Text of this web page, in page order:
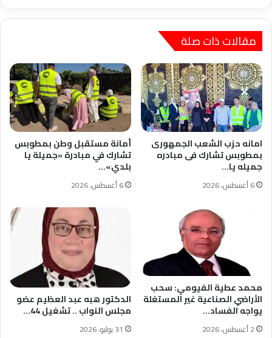
مقالات ذات صلة
امانه حزب الشعب الجمهورى
بمطوبس تشارك فى مبادره
جميله يا…
6 أغسطس، 2026
أمانة مستقبل وطن بمطوبس
تشارك في مبادرة «جميلة يا
بلدي»…
6 أغسطس، 2026
محمد عطية الفيومي: سحب
الأراضي الصناعية غير المستغلة
يواجه الفساد…
2 أغسطس، 2026
الدكتور هبه عبد العظيم عضو
مجلس النواب .. تشغيل 44…
31 يوليو، 2026